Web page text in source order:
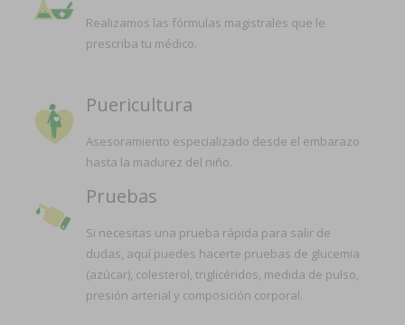
Realizamos las fórmulas magistrales que le
prescriba tu médico.
Puericultura
Asesoramiento especializado desde el embarazo
hasta la madurez del niño.
Pruebas
Si necesitas una prueba rápida para salir de
dudas, aquí puedes hacerte pruebas de glucemia
(azúcar), colesterol, triglicéridos, medida de pulso,
presión arterial y composición corporal.